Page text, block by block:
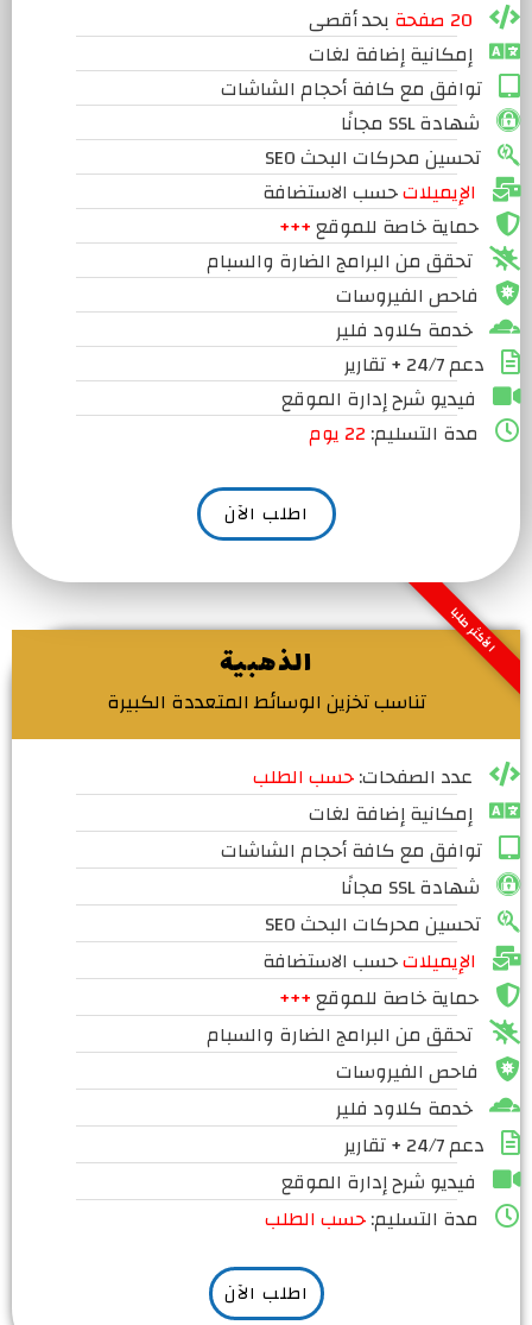
20 صفحة
بحد أقصى
إمكانية إضافة لغات
توافق مع كافة أحجام الشاشات
شهادة SSL مجانًا
تحسين محركات البحث SEO
الإيميلاتحسب الاستضافة
حماية خاصة للموقع+++
تحقق من البرامج الضارة والسبام
فاحص الفيروسات
خدمة كلاود فلير
دعم 24/7 + تقارير
فيديو شرح إدارة الموقع
مدة التسليم: 22 يوم
اطلب الآن
الأكثر طلبا
الذهبية
تناسب تخزين الوسائط المتعددة الكبيرة
عدد الصفحات:حسب الطلب
إمكانية إضافة لغات
توافق مع كافة أحجام الشاشات
شهادة SSL مجانًا
تحسين محركات البحث SEO
الإيميلاتحسب الاستضافة
حماية خاصة للموقع+++
تحقق من البرامج الضارة والسبام
فاحص الفيروسات
خدمة كلاود فلير
دعم 24/7 + تقارير
فيديو شرح إدارة الموقع
مدة التسليم:حسب الطلب
اطلب الآن